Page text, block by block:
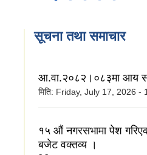
सूचना तथा समाचार
आ.वा.२०८२।०८३मा आय
मिति: Friday, July 17, 2026 -
१५ औं नगरसभामा पेश
बजेट वक्तव्य ।